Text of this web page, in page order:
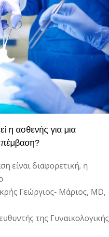
η ασθενής για μια
είναι διαφορετική, η
Γεώργιος- Μάριος, MD,
της Γυναικολογικής